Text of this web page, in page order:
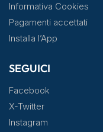
Informativa Cookies
Pagamenti accettati
Installa l’App
SEGUICI
Facebook
X-Twitter
Instagram